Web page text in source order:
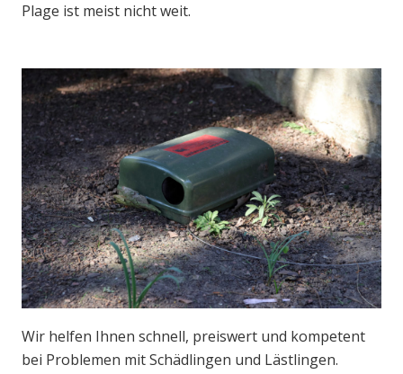
Plage ist meist nicht weit.
Wir helfen Ihnen schnell, preiswert und kompetent
bei Problemen mit Schädlingen und Lästlingen.